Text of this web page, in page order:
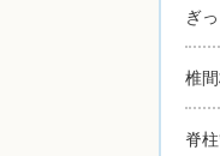
ぎ
椎
脊